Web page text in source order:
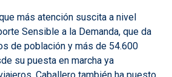
más atención suscita a nivel
Sensible a la Demanda, que da
de población y más de 54.600
su puesta en marcha ya